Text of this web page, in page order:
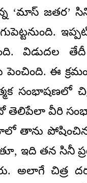
‘మాస్
విడుదల
పెంచింది. ఈ
సంభాషణలో
తెలిపేలా వీరి
తాను పోషించిన
ఇది తన సినీ
అలాగే చిత్ర